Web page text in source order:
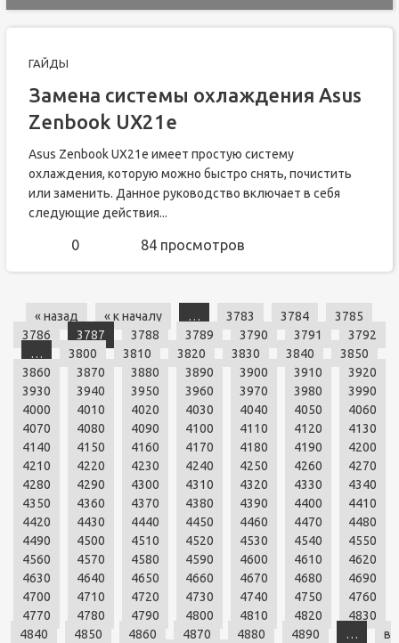
ГАЙДЫ
Замена системы охлаждения Asus
Zenbook UX21e
Asus Zenbook UX21e имеет простую систему
охлаждения, которую можно быстро снять, почистить
или заменить. Данное руководство включает в себя
следующие действия...
0 84 просмотров
« назад « к началу … 3783 3784
3785
3786
3787 3788 3789 3790 3791
3792
…
3800 3810 3820 3830 3840
3850
3860
3870 3880 3890 3900 3910
3920
3930
3940 3950 3960 3970 3980
3990
4000
4010 4020 4030 4040 4050
4060
4070
4080 4090 4100 4110 4120
4130
4140
4150 4160 4170 4180 4190
4200
4210
4220 4230 4240 4250 4260
4270
4280
4290 4300 4310 4320 4330
4340
4350
4360 4370 4380 4390 4400
4410
4420
4430 4440 4450 4460 4470
4480
4490
4500 4510 4520 4530 4540
4550
4560
4570 4580 4590 4600 4610
4620
4630
4640 4650 4660 4670 4680
4690
4700
4710 4720 4730 4740 4750
4760
4770
4780 4790 4800 4810 4820
4830
4840
4850 4860 4870 4880 4890 … в